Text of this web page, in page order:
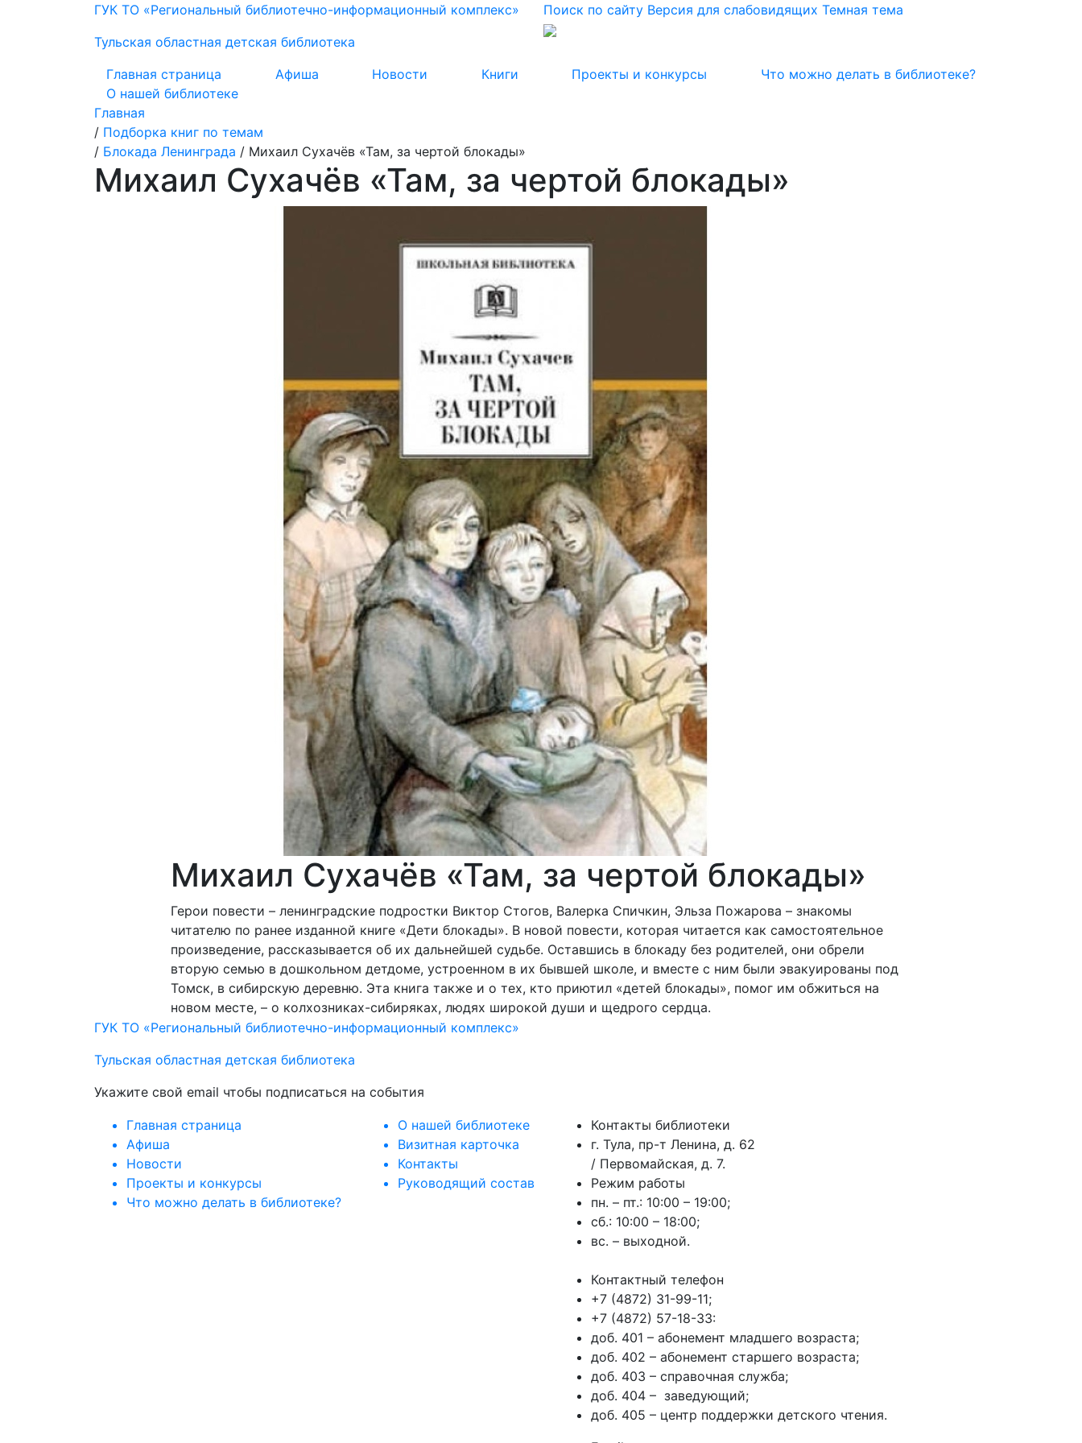
ГУК ТО «Региональный библиотечно-информационный комплекс»
Тульская областная детская библиотека
Поиск по сайту Версия для слабовидящих Темная тема
Главная страница Афиша Новости Книги Проекты и конкурсы
Что можно делать в библиотеке?
О нашей библиотеке
Главная
/ Подборка книг по темам
/ Блокада Ленинграда / Михаил Сухачёв «Там, за чертой блокады»
Михаил Сухачёв «Там, за чертой блокады»
Михаил Сухачёв «Там, за чертой блокады»
Герои повести – ленинградские подростки Виктор Стогов, Валерка Спичкин, Эльза Пожарова – знакомы
читателю по ранее изданной книге «Дети блокады». В новой повести, которая читается как самостоятельное
произведение, рассказывается об их дальнейшей судьбе. Оставшись в блокаду без родителей, они обрели
вторую семью в дошкольном детдоме, устроенном в их бывшей школе, и вместе с ним были эвакуированы под
Томск, в сибирскую деревню. Эта книга также и о тех, кто приютил «детей блокады», помог им обжиться на
новом месте, – о колхозниках-сибиряках, людях широкой души и щедрого сердца.
ГУК ТО «Региональный библиотечно-информационный комплекс»
Тульская областная детская библиотека
Укажите свой email чтобы подписаться на события
Главная страница
Афиша
Новости
Проекты и конкурсы
Что можно делать в библиотеке?
О нашей библиотеке
Визитная карточка
Контакты
Руководящий состав
Контакты библиотеки
г. Тула, пр-т Ленина, д. 62
/ Первомайская, д. 7.
Режим работы
пн. – пт.: 10:00 – 19:00;
сб.: 10:00 – 18:00;
вс. – выходной.
Контактный телефон
+7 (4872) 31-99-11;
+7 (4872) 57-18-33:
доб. 401 – абонемент младшего возраста;
доб. 402 – абонемент старшего возраста;
доб. 403 – справочная служба;
доб. 404 – заведующий;
доб. 405 – центр поддержки детского чтения.